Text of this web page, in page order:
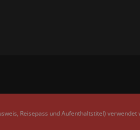
Reisepass und Aufenthaltstitel)